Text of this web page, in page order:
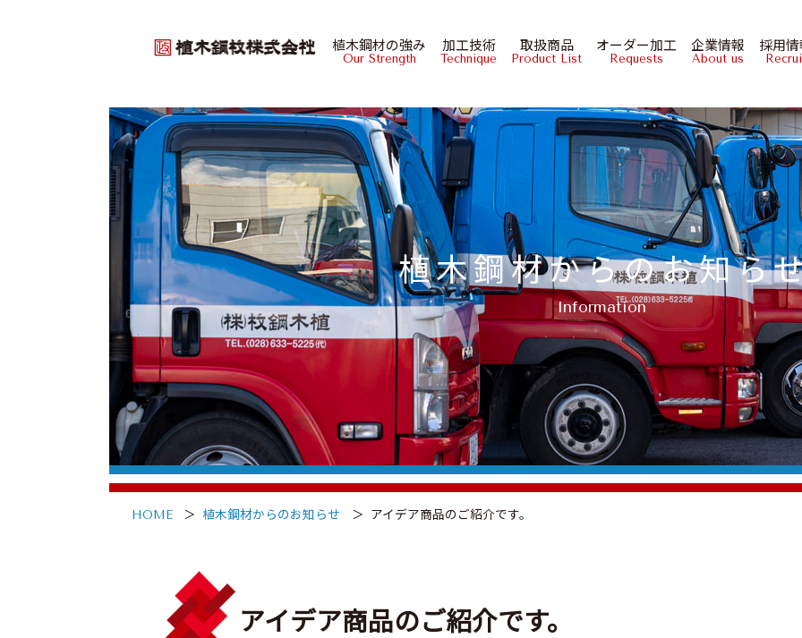
植木鋼材の強み
Our Strength
加工技術
Technique
取扱商品
Product List
オーダー加工
Requests
企業情報
About us
採用
植木鋼材からのお知ら
Information
HOME 植木鋼材からのお知らせ アイデア商品のご紹介です。
アイデア商品のご紹介です。